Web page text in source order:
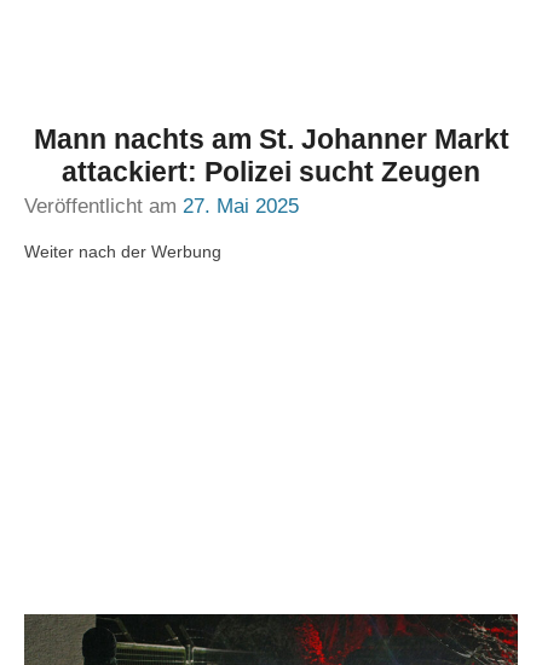
Mann nachts am St. Johanner Markt
attackiert: Polizei sucht Zeugen
Veröffentlicht am 27. Mai 2025
Weiter nach der Werbung